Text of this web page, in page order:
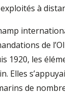
à
de
1920, les
Elles
de